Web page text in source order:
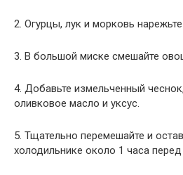
2. Огурцы, лук и морковь
3. В большой миске смешайте
4. Добавьте измельченный
оливковое масло и уксус.
5. Тщательно перемешайте и
холодильнике около 1 часа